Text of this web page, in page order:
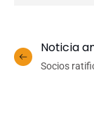
Noticia
Socios